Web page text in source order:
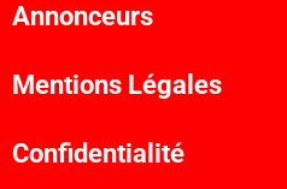
Annonceurs
Mentions Légales
Confidentialité